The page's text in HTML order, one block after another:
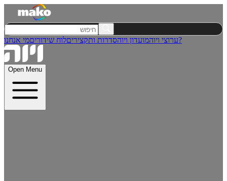
ערוצי ויוהמועדון ויוהסדרות ותקציריםלוח שידורים מי אנחנו?
Open Menu